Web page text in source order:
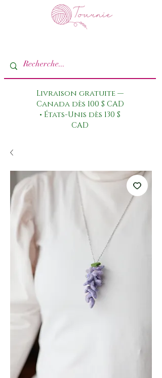
Livraison gratuite —
Canada dès 100 $ CAD
• États-Unis dès 130 $
CAD